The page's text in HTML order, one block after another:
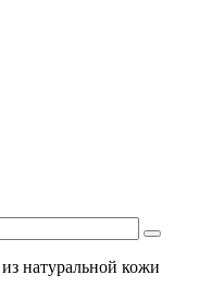
натуральной кожи